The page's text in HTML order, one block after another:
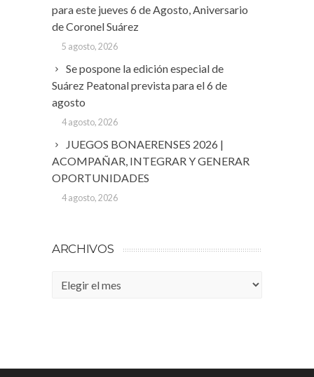
para este jueves 6 de Agosto, Aniversario
de Coronel Suárez
5 agosto, 2026
Se pospone la edición especial de
Suárez Peatonal prevista para el 6 de
agosto
4 agosto, 2026
JUEGOS BONAERENSES 2026 |
ACOMPAÑAR, INTEGRAR Y GENERAR
OPORTUNIDADES
4 agosto, 2026
ARCHIVOS
Archivos